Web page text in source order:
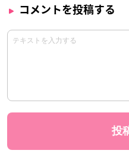
コメントを投稿する